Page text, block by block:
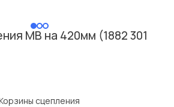
МВ на 420мм (1882 301
сцепления